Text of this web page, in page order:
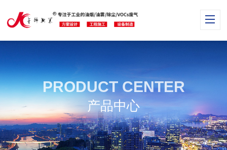
PRODUCT CENTER
产品中心